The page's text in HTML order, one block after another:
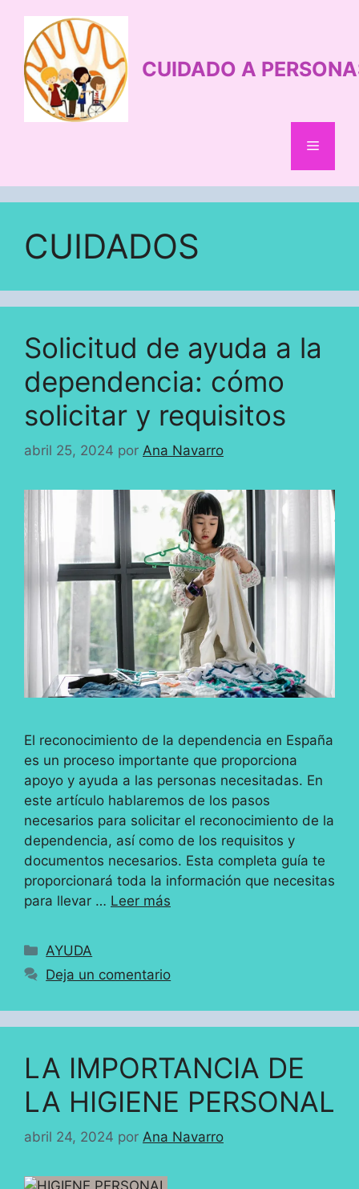
contenido
CUIDADO A
Menú
CUIDADOS
Solicitud de ayuda a la
dependencia: cómo
solicitar y requisitos
abril 25, 2024 por Ana Navarro
El reconocimiento de la dependencia en España
es un proceso importante que proporciona
apoyo y ayuda a las personas necesitadas. En
este artículo hablaremos de los pasos
necesarios para solicitar el reconocimiento de la
dependencia, así como de los requisitos y
documentos necesarios. Esta completa guía te
proporcionará toda la información que necesitas
para llevar … Leer más
Categorías
AYUDA
Deja un comentario
LA IMPORTANCIA DE
LA HIGIENE PERSONAL
abril 24, 2024 por Ana Navarro